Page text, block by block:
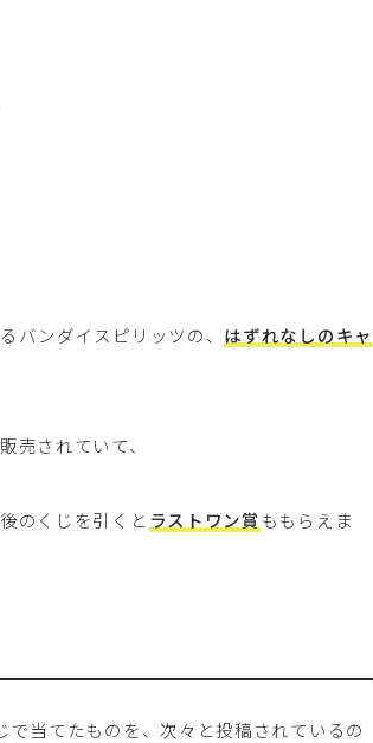
バンダイスピリッツの、 はずれなしのキャ
売されていて、
のくじを引くと ラストワン賞ももらえま
当てたものを、次々と投稿されているの